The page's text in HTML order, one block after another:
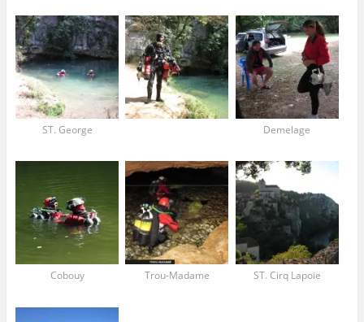
ST. George Demelage
Cobouy Trou-Madame ST. Cirq Lapoie